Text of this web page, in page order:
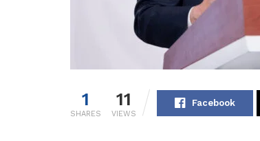
1
SHARES
11
VIEWS
Facebook